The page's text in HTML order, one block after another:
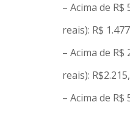
– Acima de
reais): R$
– Acima de
reais):
– Acima de